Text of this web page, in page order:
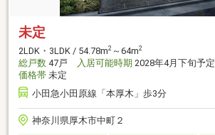
未定
2LDK・3LDK / 54.78m2 ～64m2
総戸数 47戸 入居可能時期 2028年4月下旬予定
価格帯 未定
小田急小田原線「本厚木」歩3分
神奈川県厚木市中町２